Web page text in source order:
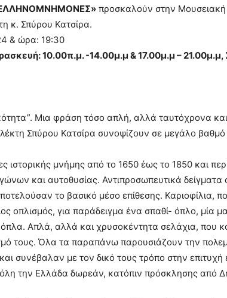
προσκαλούν στην Μουσειακή
κ. Σπύρου Κατσίρα.
& ώρα: 19:30
10.00π.μ. -14.00μ.μ & 17.00μ.μ –
Μια φράση τόσο απλή, αλλά ταυτόχρονα
Σπύρου Κατσίρα συνοψίζουν σε μεγάλο
ιστορικής μνήμης από το 1650 έως το 1850 και
και αυτοθυσίας. Αντιπροσωπευτικά
το βασικό μέσο επίθεσης. Καριοφίλια,
οπλισμός, για παράδειγμα ένα σπαθί- όπλο, μία
Απλά, αλλά και χρυσοκέντητα σελάχια, που
τους. Όλα τα παραπάνω παρουσιάζουν την
συνέβαλαν με τον δικό τους τρόπο στην
όλη την Ελλάδα δωρεάν, κατόπιν πρόσκλησης από